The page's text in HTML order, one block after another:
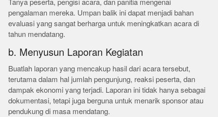
Tanya peserta, pengisi acara, dan panitia mengenai
pengalaman mereka. Umpan balik ini dapat menjadi bahan
evaluasi yang sangat berharga untuk meningkatkan acara di
tahun mendatang.
b. Menyusun Laporan Kegiatan
Buatlah laporan yang mencakup hasil dari acara tersebut,
terutama dalam hal jumlah pengunjung, reaksi peserta, dan
dampak ekonomi yang terjadi. Laporan ini tidak hanya sebagai
dokumentasi, tetapi juga berguna untuk menarik sponsor atau
pendukung di masa mendatang.